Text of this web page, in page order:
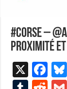
#Corse –
proximité
X
F
ac